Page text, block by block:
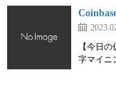
【今日
字マイ